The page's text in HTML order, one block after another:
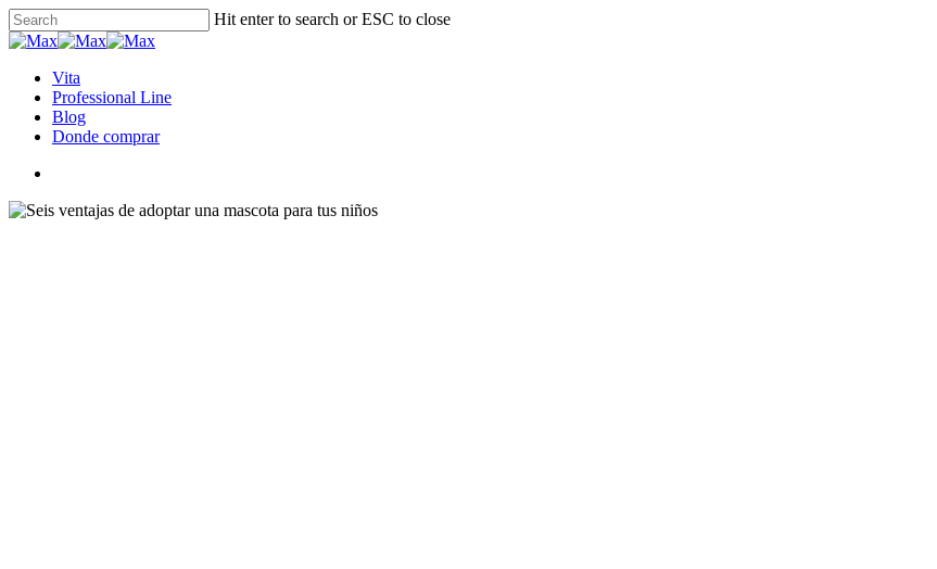
Hit enter to search or ESC to close
Vita
Professional Line
Blog
Donde comprar